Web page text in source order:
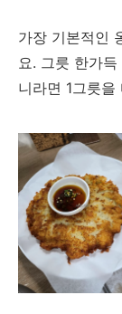
가장 기본적인
요. 그릇 한가
니라면 1그릇